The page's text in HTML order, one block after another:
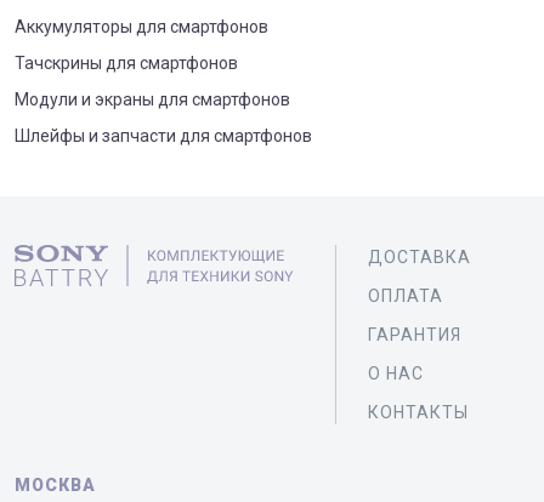
Аккумуляторы для смартфонов
Тачскрины для смартфонов
Модули и экраны для смартфонов
Шлейфы и запчасти для смартфонов
ДОСТАВКА
ОПЛАТА
ГАРАНТИЯ
О НАС
КОНТАКТЫ
МОСКВА